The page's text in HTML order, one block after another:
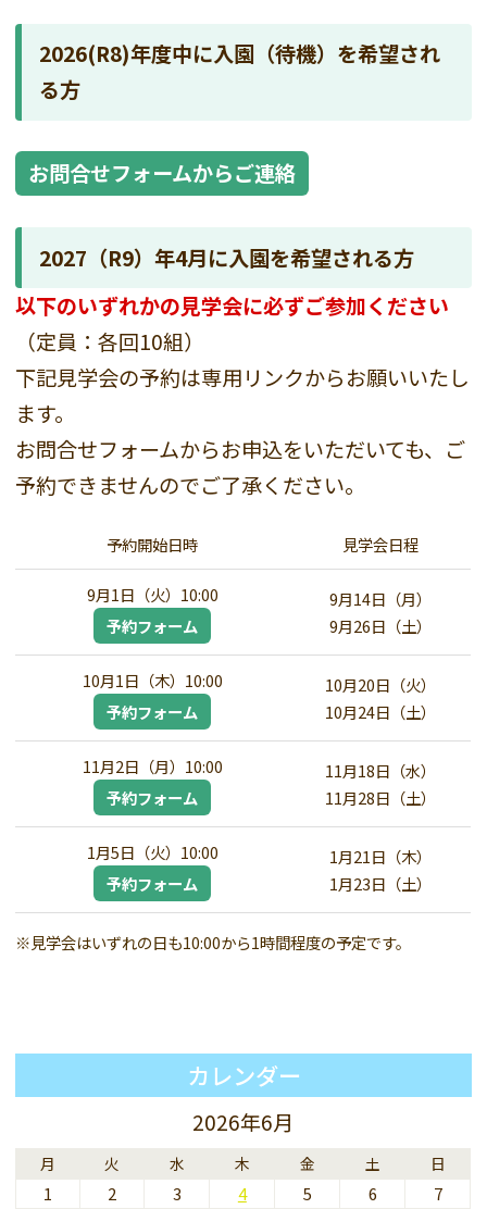
2026(R8)年度中に入園（待機）を希望され
る方
お問合せフォームからご連絡
2027（R9）年4月に入園を希望される方
以下のいずれかの見学会に必ずご参加ください
（定員：各回10組）
下記見学会の予約は専用リンクからお願いいたし
ます。
お問合せフォームからお申込をいただいても、ご
予約できませんのでご了承ください。
予約開始日時 見学会日程
9月1日（火）10:00
予約フォーム
9月14日（月）
9月26日（土）
10月1日（木）10:00
予約フォーム
10月20日（火）
10月24日（土）
11月2日（月）10:00
予約フォーム
11月18日（水）
11月28日（土）
1月5日（火）10:00
予約フォーム
1月21日（木）
1月23日（土）
※見学会はいずれの日も10:00から1時間程度の予定です。
カレンダー
2026年6月
月 火 水 木 金 土 日
1 2 3 4 5 6
7